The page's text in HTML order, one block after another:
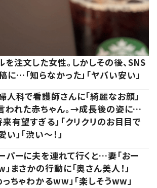
を注文した女性。しかしその後、SNS
に…「知らなかった」「ヤバい安い」
人科で看護師さんに「綺麗なお顔」
われた赤ちゃん。→成長後の姿に…
来有望すぎる」「クリクリのお目目で
い」「渋い～！」
パーに夫を連れて行くと…妻「おー
」まさかの行動に「奥さん美人！」
っちゃわかるww」「楽しそうww」